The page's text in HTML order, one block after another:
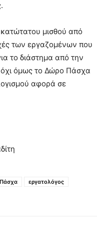
μισθού από
των εργαζομένων που
το διάστημα από την
όχι όμως το Δώρο Πάσχα
αφορά σε
εργατολόγος